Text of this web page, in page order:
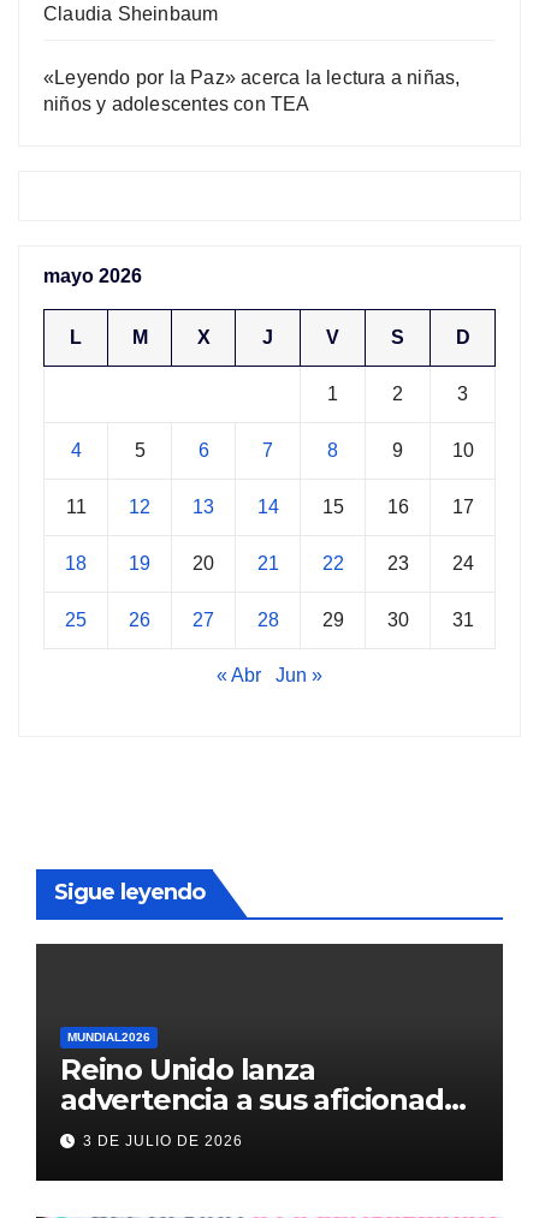
Claudia Sheinbaum
«Leyendo por la Paz» acerca la lectura a niñas,
niños y adolescentes con TEA
mayo 2026
L M X J V S D
1 2 3
4 5 6 7 8 9 10
11 12 13 14 15 16 17
18 19 20 21 22 23 24
25 26 27 28 29 30 31
« Abr Jun »
Sigue leyendo
MUNDIAL2026
Reino Unido lanza
advertencia a sus aficionados
antes del México vs
Inglaterra en el Mundial 2026
3 DE JULIO DE 2026